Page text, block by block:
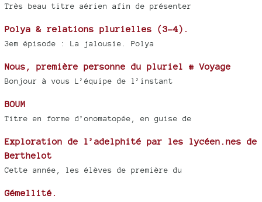
Très beau titre aérien afin de présenter
Polya & relations plurielles (3-4).
3em épisode : La jalousie. Polya
Nous, première personne du pluriel # Voyage
Bonjour à vous L’équipe de l’instant
BOUM
Titre en forme d’onomatopée, en guise de
Exploration de l’adelphité par les lycéen.nes de
Berthelot
Cette année, les élèves de première du
Gémellité.